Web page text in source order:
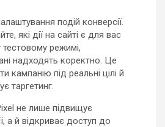
подій конверсії.
які дії на сайті є для вас
тестовому режимі,
надходять коректно. Це
кампанію під реальні цілі й
таргетинг.
не лише підвищує
а й відкриває доступ до